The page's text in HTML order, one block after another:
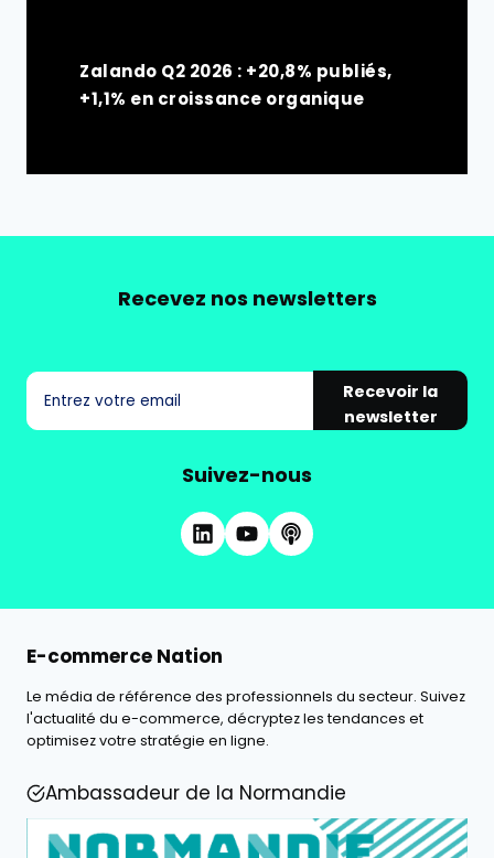
Zalando Q2 2026 : +20,8% publiés,
+1,1% en croissance organique
Recevez nos newsletters
Recevoir la
newsletter
Suivez-nous
E-commerce Nation
Le média de référence des professionnels du secteur. Suivez
l'actualité du e-commerce, décryptez les tendances et
optimisez votre stratégie en ligne.
Ambassadeur de la Normandie